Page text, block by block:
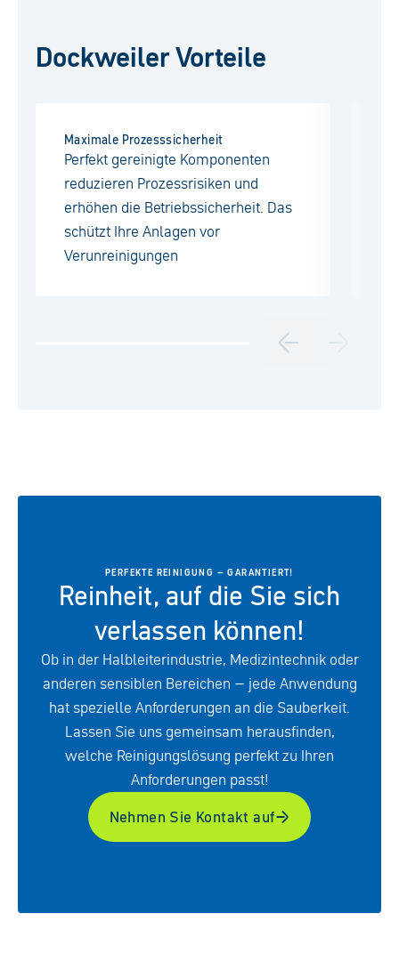
Dockweiler Vorteile
Maximale Prozesssicherheit
Perfekt gereinigte Komponenten
reduzieren Prozessrisiken und
erhöhen die Betriebssicherheit. Das
schützt Ihre Anlagen vor
Verunreinigungen
PERFEKTE REINIGUNG – GARANTIERT!
Reinheit, auf die Sie sich
verlassen können!
Ob in der Halbleiterindustrie, Medizintechnik oder
anderen sensiblen Bereichen – jede Anwendung
hat spezielle Anforderungen an die Sauberkeit.
Lassen Sie uns gemeinsam herausfinden,
welche Reinigungslösung perfekt zu Ihren
Anforderungen passt!
Nehmen Sie Kontakt auf